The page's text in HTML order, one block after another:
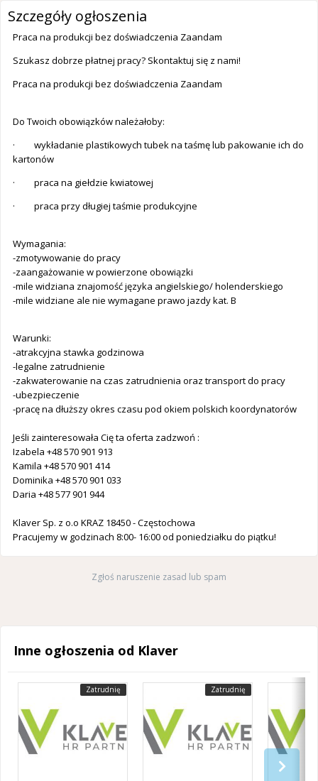
Szczegóły ogłoszenia
Praca na produkcji bez doświadczenia Zaandam
Szukasz dobrze płatnej pracy? Skontaktuj się z nami!
Praca na produkcji bez doświadczenia Zaandam
Do Twoich obowiązków należałoby:
· wykładanie plastikowych tubek na taśmę lub pakowanie ich do
kartonów
· praca na giełdzie kwiatowej
· praca przy długiej taśmie produkcyjne
Wymagania:
-zmotywowanie do pracy
-zaangażowanie w powierzone obowiązki
-mile widziana znajomość języka angielskiego/ holenderskiego
-mile widziane ale nie wymagane prawo jazdy kat. B
Warunki:
-atrakcyjna stawka godzinowa
-legalne zatrudnienie
-zakwaterowanie na czas zatrudnienia oraz transport do pracy
-ubezpieczenie
-pracę na dłuższy okres czasu pod okiem polskich koordynatorów
Jeśli zainteresowała Cię ta oferta zadzwoń :
Izabela +48 570 901 913
Kamila +48 570 901 414
Dominika +48 570 901 033
Daria +48 577 901 944
Klaver Sp. z o.o KRAZ 18450 - Częstochowa
Pracujemy w godzinach 8:00- 16:00 od poniedziałku do piątku!
Zgłoś naruszenie zasad lub spam
Inne ogłoszenia od Klaver
Zatrudnię Zatrudnię